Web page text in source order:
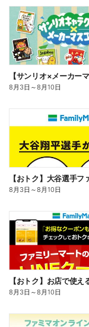
8月3日 ～8月10日
8月3日 ～8月10日
8月3日 ～8月10日